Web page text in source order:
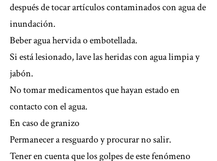
después de tocar artículos contaminados con agua de
inundación.
Beber agua hervida o embotellada.
Si está lesionado, lave las heridas con agua limpia y
jabón.
No tomar medicamentos que hayan estado en
contacto con el agua.
En caso de granizo
Permanecer a resguardo y procurar no salir.
Tener en cuenta que los golpes de este fenómeno